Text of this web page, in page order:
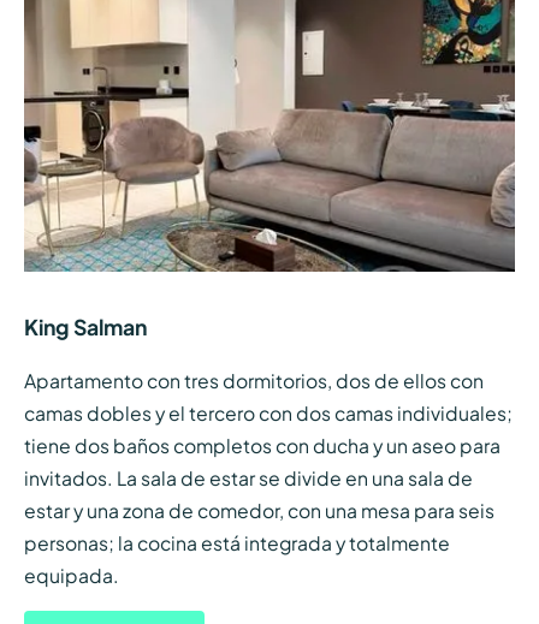
King Salman
Apartamento con tres dormitorios, dos de ellos con
camas dobles y el tercero con dos camas individuales;
tiene dos baños completos con ducha y un aseo para
invitados. La sala de estar se divide en una sala de
estar y una zona de comedor, con una mesa para seis
personas; la cocina está integrada y totalmente
equipada.